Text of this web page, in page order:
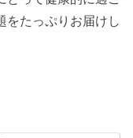
をたっぷりお届けし